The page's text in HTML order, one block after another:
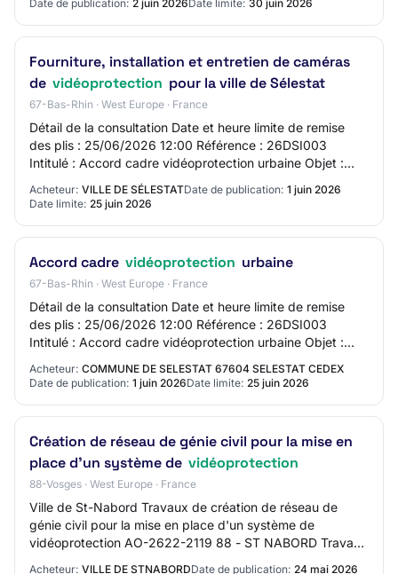
Date de publication: 2 juin 2026 Date limite: 30 juin 2026
Fourniture, installation et entretien de caméras
de vidéoprotection pour la ville de Sélestat
67-Bas-Rhin · West Europe · France
Détail de la consultation Date et heure limite de remise
des plis : 25/06/2026 12:00 Référence : 26DSI003
Intitulé : Accord cadre vidéoprotection urbaine Objet :
Fourniture, installation et entretien…
Acheteur: VILLE DE SÉLESTATDate de publication: 1 juin 2026
Date limite: 25 juin 2026
Accord cadre vidéoprotection urbaine
67-Bas-Rhin · West Europe · France
Détail de la consultation Date et heure limite de remise
des plis : 25/06/2026 12:00 Référence : 26DSI003
Intitulé : Accord cadre vidéoprotection urbaine Objet :
Acheteur: COMMUNE DE SELESTAT 67604 SELESTAT CEDEX
Date de publication: 1 juin 2026Date limite: 25 juin 2026
Création de réseau de génie civil pour la mise en
place d'un système de vidéoprotection
88-Vosges · West Europe · France
Ville de St-Nabord Travaux de création de réseau de
génie civil pour la mise en place d'un système de
vidéoprotection AO-2622-2119 88 - ST NABORD Travaux
Acheteur: VILLE DE STNABORDDate de publication: 24 mai 2026